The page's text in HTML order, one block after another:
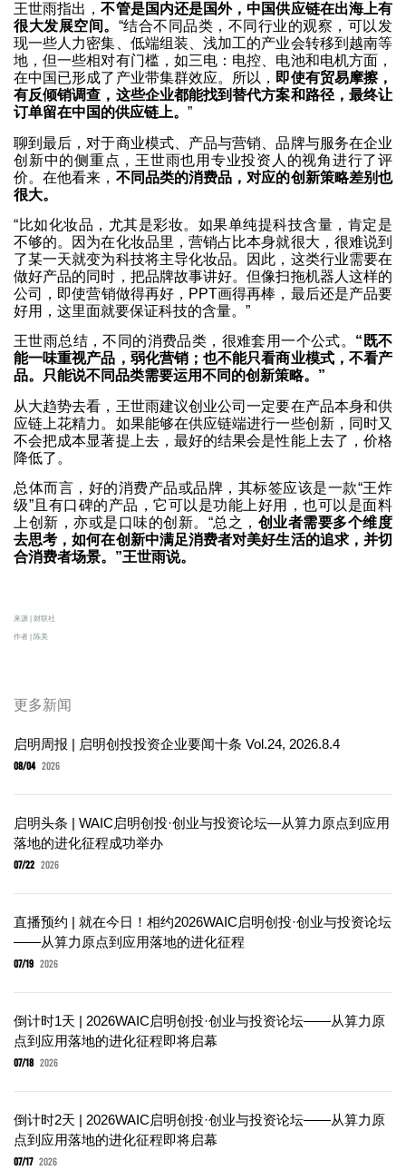
王世雨指出，不管是国内还是国外，中国供应链在出海上有
很大发展空间。 “结合不同品类，不同行业的观察，可以发
现一些人力密集、低端组装、浅加工的产业会转移到越南等
地，但一些相对有门槛，如三电：电控、电池和电机方面，
在中国已形成了产业带集群效应。所以， 即使有贸易摩擦，
有反倾销调查，这些企业都能找到替代方案和路径，最终让
订单留在中国的供应链上。 ”
聊到最后，对于商业模式、产品与营销、品牌与服务在企业
创新中的侧重点，王世雨也用专业投资人的视角进行了评
价。在他看来， 不同品类的消费品，对应的创新策略差别也
很大。
“比如化妆品，尤其是彩妆。如果单纯提科技含量，肯定是
不够的。因为在化妆品里，营销占比本身就很大，很难说到
了某一天就变为科技将主导化妆品。因此，这类行业需要在
做好产品的同时，把品牌故事讲好。但像扫拖机器人这样的
公司，即使营销做得再好，PPT画得再棒，最后还是产品要
好用，这里面就要保证科技的含量。”
王世雨总结，不同的消费品类，很难套用一个公式。 “既不
能一味重视产品，弱化营销；也不能只看商业模式，不看产
品。只能说不同品类需要运用不同的创新策略。”
从大趋势去看，王世雨建议创业公司一定要在产品本身和供
应链上花精力。如果能够在供应链端进行一些创新，同时又
不会把成本显著提上去，最好的结果会是性能上去了，价格
降低了。
总体而言，好的消费产品或品牌，其标签应该是一款“王炸
级”且有口碑的产品，它可以是功能上好用，也可以是面料
上创新，亦或是口味的创新。“总之， 创业者需要多个维度
去思考，如何在创新中满足消费者对美好生活的追求，并切
合消费者场景。”王世雨说。
来源 | 财联社
作者 | 陈美
更多新闻
启明周报 | 启明创投投资企业要闻十条 Vol.24, 2026.8.4
08/04 2026
启明头条 | WAIC启明创投·创业与投资论坛—从算力原点到应用
落地的进化征程成功举办
07/22 2026
直播预约 | 就在今日！相约2026WAIC启明创投·创业与投资论坛
——从算力原点到应用落地的进化征程
07/19 2026
倒计时1天 | 2026WAIC启明创投·创业与投资论坛——从算力原
点到应用落地的进化征程即将启幕
07/18 2026
倒计时2天 | 2026WAIC启明创投·创业与投资论坛——从算力原
点到应用落地的进化征程即将启幕
07/17 2026